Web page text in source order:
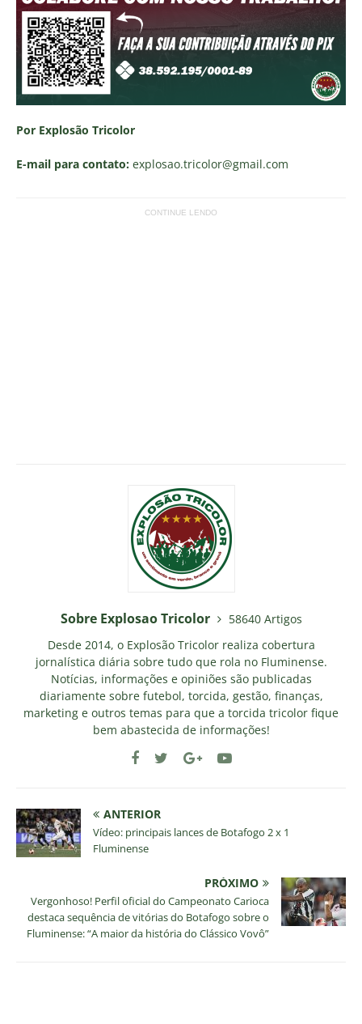
Por Explosão Tricolor
E-mail para contato: explosao.tricolor@gmail.com
CONTINUE LENDO
Sobre Explosao Tricolor
58640 Artigos
Desde 2014, o Explosão Tricolor realiza cobertura
jornalística diária sobre tudo que rola no Fluminense.
Notícias, informações e opiniões são publicadas
diariamente sobre futebol, torcida, gestão, finanças,
marketing e outros temas para que a torcida tricolor fique
bem abastecida de informações!
ANTERIOR
Vídeo: principais lances de Botafogo 2 x 1
Fluminense
PRÓXIMO
Vergonhoso! Perfil oficial do Campeonato Carioca
destaca sequência de vitórias do Botafogo sobre o
Fluminense: “A maior da história do Clássico Vovô”